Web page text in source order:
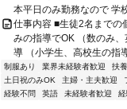
本平日のみ勤務なので 学
仕事内容 ■生徒2名までの
みの指導でOK （数のみ
導 （小学生、高校生の指
制服あり 業界未経験者歓迎 扶
土日祝のみOK
主婦・主夫歓迎
経験不問
英語 未経験者歓迎